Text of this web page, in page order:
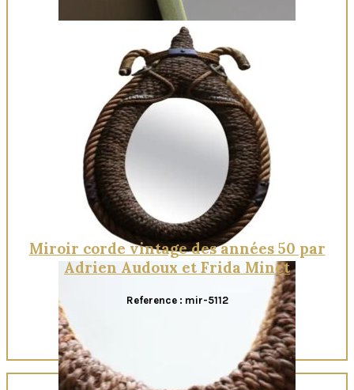
Quick View
Miroir corde vintage des années 50 par
Adrien Audoux et Frida Minet
Reference : mir-5112